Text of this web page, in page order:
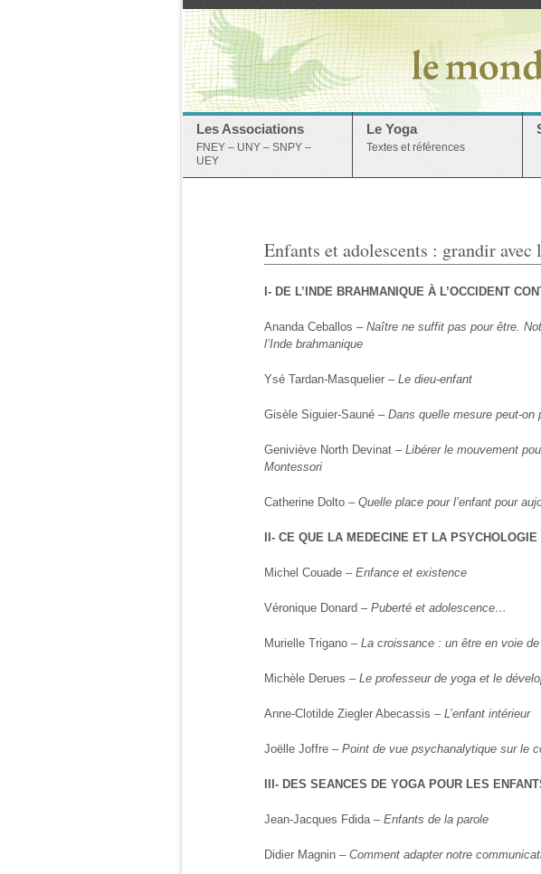
Les Associations
FNEY – UNY – SNPY –
UEY
Le Yoga
Textes et références
Enfants et adolescents : grandir avec
I- DE L’INDE BRAHMANIQUE À L’OCCIDENT
Ananda Ceballos – Naître ne suffit pas pour être.
l’Inde brahmanique
Ysé Tardan-Masquelier – Le dieu-enfant
Gisèle Siguier-Sauné – Dans quelle mesure peut-on
Geniviève North Devinat – Libérer le mouvement
Montessori
Catherine Dolto – Quelle place pour l’enfant pour
II- CE QUE LA MEDECINE ET LA
Michel Couade – Enfance et existence
Véronique Donard – Puberté et adolescence…
Murielle Trigano – La croissance : un être en voie
Michèle Derues – Le professeur de yoga et le
Anne-Clotilde Ziegler Abecassis – L’enfant intérieur
Joëlle Joffre – Point de vue psychanalytique sur le
III- DES SEANCES DE YOGA POUR LES
Jean-Jacques Fdida – Enfants de la parole
Didier Magnin – Comment adapter notre